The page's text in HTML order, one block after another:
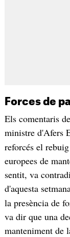
Forces de
Els comentaris
ministre d'Afers
reforcés el
europees de
sentit, va
d'aquesta
la presència de
va dir que una
manteniment de